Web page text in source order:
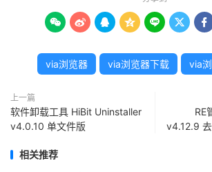
      
via浏览器 via浏览器下载 via
上一篇
软件卸载工具 HiBit Uninstaller
v4.0.10 单文件版
RE
v4.12.9
相关推荐